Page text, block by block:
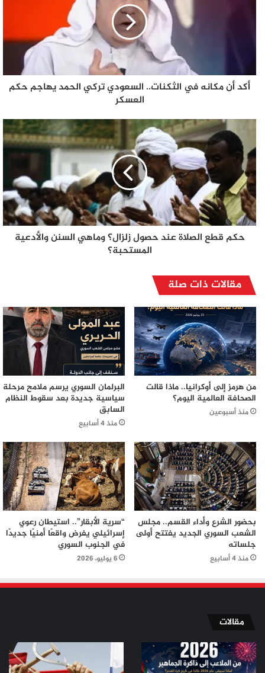
أكد أن مكانه في الثكنات.. السعودي تركي الحمد يهاجم حكم
العسكر
حكم قطع الصلاة عند حصول زلزال؟ وماهي السنن والأدعية
المستحبة؟
مقالات ذات صلة
من هرمز إلى أوكرانيا.. ماذا قالت
الصحافة العالمية اليوم؟
منذ أسبوعين
البرلمان السوري يرسم ملامح مرحلة
سياسية جديدة بعد سقوط النظام
السابق
منذ 4 أسابيع
بحضور الشرع وأداء القسم.. مجلس
الشعب السوري الجديد يفتتح أولى
جلساته
منذ 4 أسابيع
“سرية الأبقار”.. استيطان رعوي
إسرائيلي يفرض واقعًا أمنيًا جديدًا
في الجنوب السوري
6 يوليو، 2026
مقالات
من
الملاعب
ثورة